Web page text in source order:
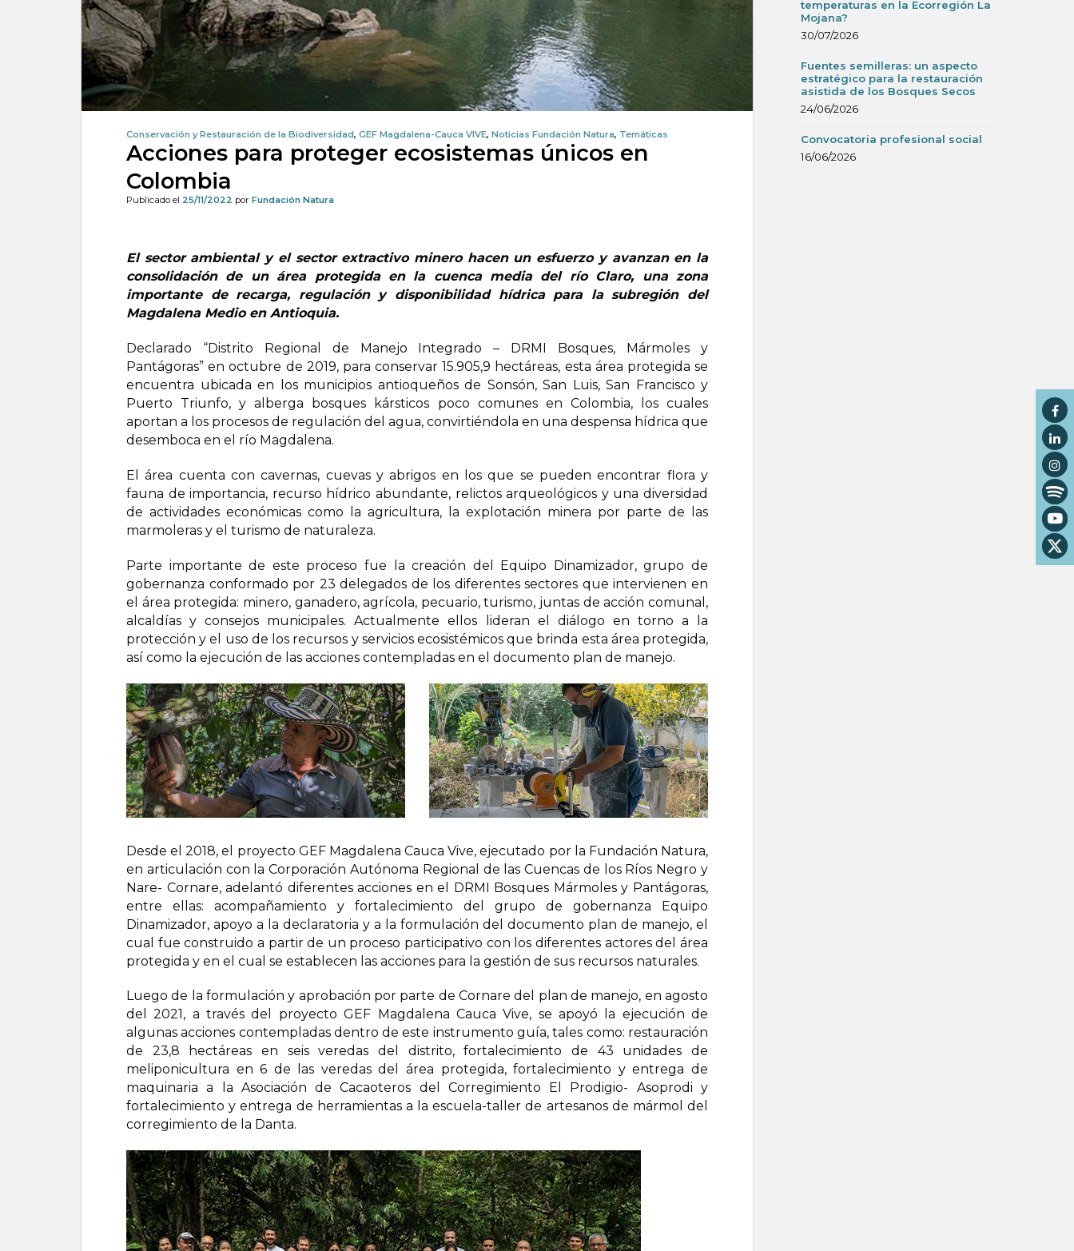
Conservación y Restauración de la Biodiversidad, GEF Magdalena-Cauca VIVE, Noticias Fundación Natura, Temáticas
Acciones para proteger ecosistemas únicos en
Colombia
Publicado el 25/11/2022 por Fundación Natura
El sector ambiental y el sector extractivo minero hacen un esfuerzo y avanzan en la
consolidación de un área protegida en la cuenca media del río Claro, una zona
importante de recarga, regulación y disponibilidad hídrica para la subregión del
Magdalena Medio en Antioquia.
Declarado “Distrito Regional de Manejo Integrado – DRMI Bosques, Mármoles y
Pantágoras” en octubre de 2019, para conservar 15.905,9 hectáreas, esta área protegida se
encuentra ubicada en los municipios antioqueños de Sonsón, San Luis, San Francisco y
Puerto Triunfo, y alberga bosques kársticos poco comunes en Colombia, los cuales
aportan a los procesos de regulación del agua, convirtiéndola en una despensa hídrica que
desemboca en el río Magdalena.
El área cuenta con cavernas, cuevas y abrigos en los que se pueden encontrar flora y
fauna de importancia, recurso hídrico abundante, relictos arqueológicos y una diversidad
de actividades económicas como la agricultura, la explotación minera por parte de las
marmoleras y el turismo de naturaleza.
Parte importante de este proceso fue la creación del Equipo Dinamizador, grupo de
gobernanza conformado por 23 delegados de los diferentes sectores que intervienen en
el área protegida: minero, ganadero, agrícola, pecuario, turismo, juntas de acción comunal,
alcaldías y consejos municipales. Actualmente ellos lideran el diálogo en torno a la
protección y el uso de los recursos y servicios ecosistémicos que brinda esta área protegida,
así como la ejecución de las acciones contempladas en el documento plan de manejo.
Desde el 2018, el proyecto GEF Magdalena Cauca Vive, ejecutado por la Fundación Natura,
en articulación con la Corporación Autónoma Regional de las Cuencas de los Ríos Negro y
Nare- Cornare, adelantó diferentes acciones en el DRMI Bosques Mármoles y Pantágoras,
entre ellas: acompañamiento y fortalecimiento del grupo de gobernanza Equipo
Dinamizador, apoyo a la declaratoria y a la formulación del documento plan de manejo, el
cual fue construido a partir de un proceso participativo con los diferentes actores del área
protegida y en el cual se establecen las acciones para la gestión de sus recursos naturales.
Luego de la formulación y aprobación por parte de Cornare del plan de manejo, en agosto
del 2021, a través del proyecto GEF Magdalena Cauca Vive, se apoyó la ejecución de
algunas acciones contempladas dentro de este instrumento guía, tales como: restauración
de 23,8 hectáreas en seis veredas del distrito, fortalecimiento de 43 unidades de
meliponicultura en 6 de las veredas del área protegida, fortalecimiento y entrega de
maquinaria a la Asociación de Cacaoteros del Corregimiento El Prodigio- Asoprodi y
fortalecimiento y entrega de herramientas a la escuela-taller de artesanos de mármol del
corregimiento de la Danta.
temperaturas en la Ecorregión La
Mojana?
30/07/2026
Fuentes semilleras: un aspecto
estratégico para la restauración
asistida de los Bosques Secos
24/06/2026
Convocatoria profesional social
16/06/2026